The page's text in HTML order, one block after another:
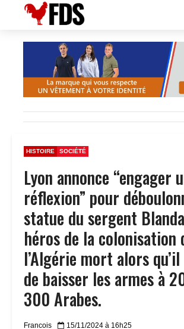
HISTOIRE SOCIÉTÉ
Lyon annonce “engager
réflexion” pour
statue du sergent
héros de la colonisation
l’Algérie mort alors
de baisser les armes à
300 Arabes.
Francois 15/11/2024 à 16h25